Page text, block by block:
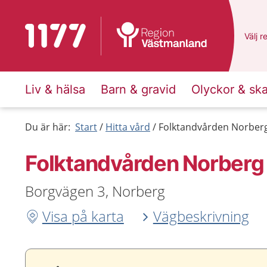
Till startsidan för 1177 Du
Välj
Liv & hälsa Barn & gravid Olyckor &
Du är här: Start Hitta vård Folktandvården
Folktandvården Norberg
Borgvägen 3, Norberg
Visa på karta
Vägbeskrivning